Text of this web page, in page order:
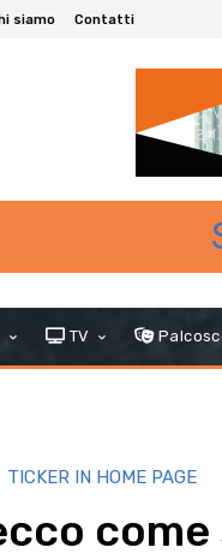
siamo Contatti
TV
TICKER IN HOME PAGE